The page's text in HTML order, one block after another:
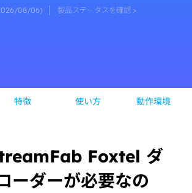
08/06) 製品ステータスを確認 >
特徴 使い方 動作環境
Foxtel ダ
ーダーが必要なの